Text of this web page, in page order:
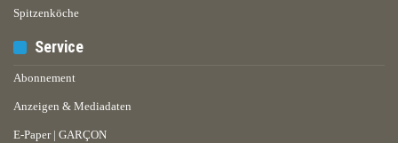
Spitzenköche
Service
Abonnement
Anzeigen & Mediadaten
E-Paper | GARÇON